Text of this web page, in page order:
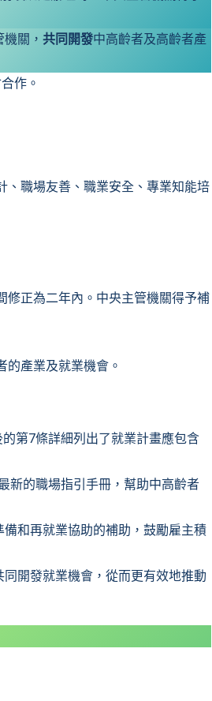
關， 共同開發中高齡者及高齡者產
作。
、職場友善、職業安全、專業知能培
修正為二年內。中央主管機關得予補
的產業及就業機會。
第7條詳細列出了就業計畫應包含
新的職場指引手冊，幫助中高齡者
和再就業協助的補助，鼓勵雇主積
開發就業機會，從而更有效地推動